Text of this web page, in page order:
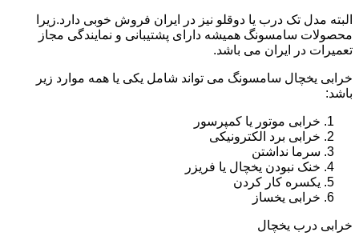
البته مدل تک درب یا دوقلو نیز در ایران فروش خوبی دارد.زیرا
محصولات سامسونگ همیشه دارای پشتیبانی و نمایندگی مجاز
تعمیرات در ایران می باشد.
خرابی یخچال سامسونگ می تواند شامل یکی یا همه موارد زیر
باشد:
خرابی موتور یا کمپرسور
خرابی برد الکترونیکی
سرما نداشتن
خنک نبودن یخچال یا فریزر
یکسره کار کردن
خرابی یخساز
خرابی درب یخچال